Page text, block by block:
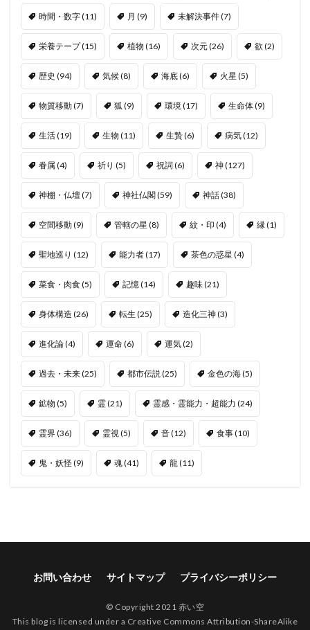
時間・数字(11) 月 (9) 未解決事件(7)
栄養テープ(15) 植物 (16) 次元(26) 欲 (2)
歴史 (94) 気候(8) 海底(6) 火星 (5)
物質移動(7) 狐 (9) 環境(17) 生命体(9)
生活(19) 生物 (11) 生贄(6) 病気(12)
眷属(4) 祈り (5) 祝詞(6) 神(127)
神棚・仏壇(7) 神社仏閣(59) 神話(38)
空間移動(9) 管轄の星 (8) 紋・印 (4) 縁(1)
聖地巡り (12) 能力者(17) 茶色の惑星 (4)
菜食・肉食(5) 記憶(14) 趣味(21)
身体構造 (26) 転生 (25) 造化三神(3)
進化論(4) 運命(6) 運気(2)
過去・未来(25) 都市伝説(25) 金色の海(5)
鉱物 (5) 霊(21) 霊感・霊能力・超能力 (24)
霊界(36) 霊視(5) 音(12) 食事(10)
鬼・妖怪(9) 魂(41) 龍(11)
お問い合わせ サイトマップ プライバシーポリシー
© Copyright 2021 赤い空
This blog is licensed under a Creative Commons Attribution-ShareAlike